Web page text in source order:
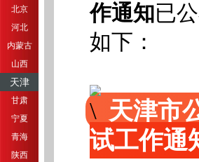
北京
河北
内蒙古
山西
天津
甘肃
宁夏
青海
陕西
作通知已
如下：
天津市
试工作通